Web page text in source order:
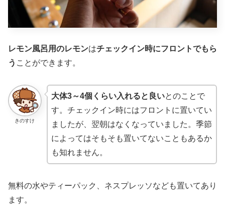
レモン風呂用のレモンはチェックイン時にフロントでもら
う ことができます。
きのすけ
大体3～4個くらい入れると良いとのことで
す。チェックイン時にはフロントに置いてい
ましたが、翌朝はなくなっていました。季節
によってはそもそも置いてないこともあるか
も知れません。
無料の水やティーパック、ネスプレッソなども置いてあり
ます。